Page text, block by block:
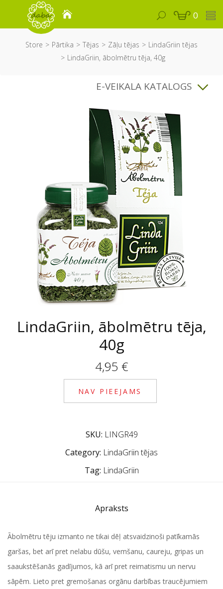
0
Store Pārtika Tējas Zāļu tējas
LindaGriin tējas
LindaGriin, ābolmētru tēja, 40g
E-VEIKALA KATALOGS
LindaGriin, ābolmētru tēja,
40g
4,95 €
NAV PIEEJAMS
SKU: LINGR49
Category: LindaGriin tējas
Tag: LindaGriin
Apraksts
Ābolmētru tēju izmanto ne tikai dēļ atsvaidzinoši patīkamās
garšas, bet arī pret nelabu dūšu, vemšanu, caureju, gripas un
saaukstēšanās gadījumos, kā arī pret reimatismu un nervu
sāpēm. Lieto pret gremošanas orgānu darbības traucējumiem